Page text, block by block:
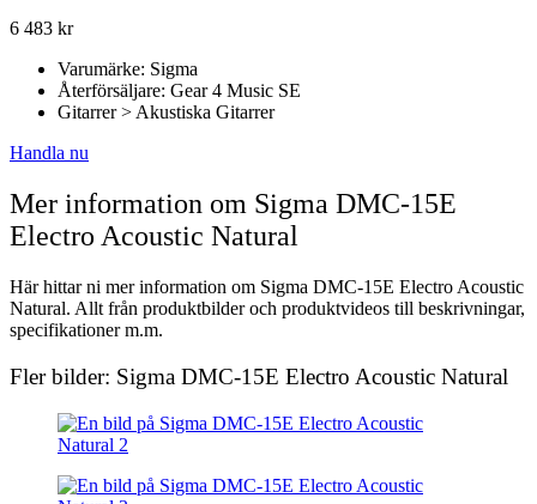
6 483 kr
Varumärke: Sigma
Återförsäljare: Gear 4 Music SE
Gitarrer > Akustiska Gitarrer
Handla nu
Mer information om Sigma DMC-15E
Electro Acoustic Natural
Här hittar ni mer information om Sigma DMC-15E Electro Acoustic
Natural. Allt från produktbilder och produktvideos till beskrivningar,
specifikationer m.m.
Fler bilder: Sigma DMC-15E Electro Acoustic Natural